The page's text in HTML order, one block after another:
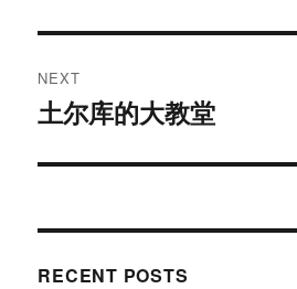
NEXT
Next
土尔库的大教堂
RECENT POSTS